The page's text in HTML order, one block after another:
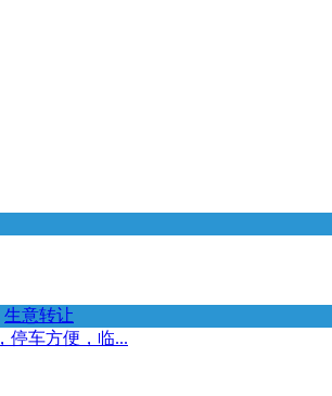
生意转让
停车方便，临...